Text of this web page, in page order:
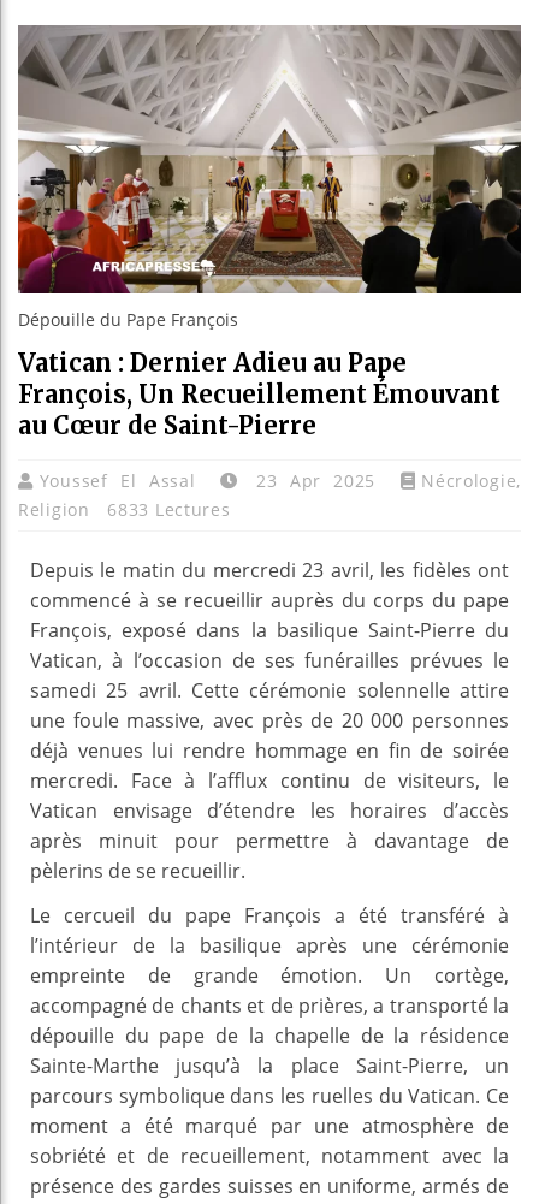
Bénin :
Aliko
Dépouille du Pape François
Vatican : Dernier Adieu au Pape
François, Un Recueillement Émouvant
au Cœur de Saint-Pierre
Youssef El Assal 23 Apr 2025 Nécrologie,
Religion
6833 Lectures
Depuis le matin du mercredi 23 avril, les fidèles ont
commencé à se recueillir auprès du corps du pape
François, exposé dans la basilique Saint-Pierre du
Vatican, à l’occasion de ses funérailles prévues le
samedi 25 avril. Cette cérémonie solennelle attire
une foule massive, avec près de 20 000 personnes
déjà venues lui rendre hommage en fin de soirée
mercredi. Face à l’afflux continu de visiteurs, le
Vatican envisage d’étendre les horaires d’accès
après minuit pour permettre à davantage de
pèlerins de se recueillir.
Le cercueil du pape François a été transféré à
l’intérieur de la basilique après une cérémonie
empreinte de grande émotion. Un cortège,
accompagné de chants et de prières, a transporté la
dépouille du pape de la chapelle de la résidence
Sainte-Marthe jusqu’à la place Saint-Pierre, un
parcours symbolique dans les ruelles du Vatican. Ce
moment a été marqué par une atmosphère de
sobriété et de recueillement, notamment avec la
présence des gardes suisses en uniforme, armés de